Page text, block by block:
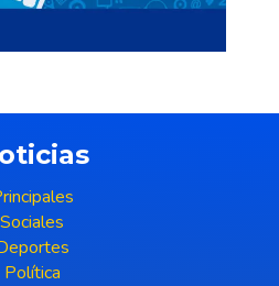
Sociales
Política